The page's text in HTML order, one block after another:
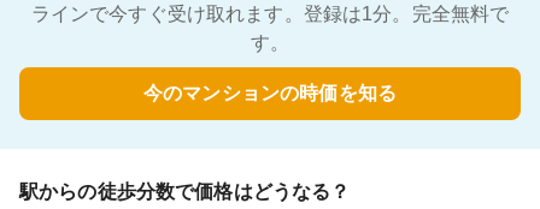
ラインで今すぐ受け取れます。登録は1分。完全無料で
す。
今のマンションの時価を知る
駅からの徒歩分数で価格はどうなる？